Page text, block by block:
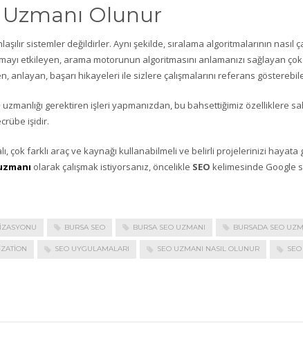
Uzmanı Olunur
sistemler değildirler. Aynı şekilde, sıralama algoritmalarının nasıl
etkileyen, arama motorunun algoritmasını anlamanızı sağlayan
anlayan, başarı hikayeleri ile sizlere çalışmalarını referans
uzmanlığı gerektiren işleri yapmanızdan, bu bahsettiğimiz özelliklere
işidir.
çok farklı araç ve kaynağı kullanabilmeli ve belirli projelerinizi hayata
olarak çalışmak istiyorsanız, öncelikle SEO kelimesinde Google
BURSA SEO BURSA SEO UZMANI BURSADA SEO
SEO UYGULAMALARI SEO UZMANI NASIL OLUNUR